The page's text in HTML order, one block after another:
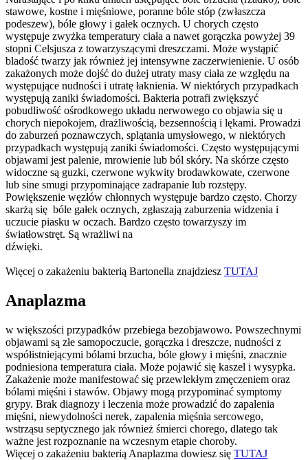
stawowe, kostne i mięśniowe, poranne bóle stóp (zwłaszcza
podeszew), bóle głowy i gałek ocznych. U chorych często
występuje zwyżka temperatury ciała a nawet gorączka powyżej 39
stopni Celsjusza z towarzyszącymi dreszczami. Może wystąpić
bladość twarzy jak również jej intensywne zaczerwienienie. U osób
zakażonych może dojść do dużej utraty masy ciała ze względu na
występujące nudności i utratę łaknienia. W niektórych przypadkach
występują zaniki świadomości. Bakteria potrafi zwiększyć
pobudliwość ośrodkowego układu nerwowego co objawia się u
chorych niepokojem, drażliwością, bezsennością i lękami. Prowadzi
do zaburzeń poznawczych, splątania umysłowego, w niektórych
przypadkach występują zaniki świadomości. Często występującymi
objawami jest palenie, mrowienie lub ból skóry. Na skórze często
widoczne są guzki, czerwone wykwity brodawkowate, czerwone
lub sine smugi przypominające zadrapanie lub rozstępy.
Powiększenie węzłów chłonnych występuje bardzo często. Chorzy
skarżą się bóle gałek ocznych, zgłaszają zaburzenia widzenia i
uczucie piasku w oczach. Bardzo często towarzyszy im
światłowstręt. Są wrażliwi na
dźwięki.
Więcej o zakażeniu bakterią Bartonella znajdziesz TUTAJ
Anaplazma
w większości przypadków przebiega bezobjawowo. Powszechnymi
objawami są złe samopoczucie, gorączka i dreszcze, nudności z
współistniejącymi bólami brzucha, bóle głowy i mięśni, znacznie
podniesiona temperatura ciała. Może pojawić się kaszel i wysypka.
Zakażenie może manifestować się przewlekłym zmęczeniem oraz
bólami mięśni i stawów. Objawy mogą przypominać symptomy
grypy. Brak diagnozy i leczenia może prowadzić do zapalenia
mięśni, niewydolności nerek, zapalenia mięśnia sercowego,
wstrząsu septycznego jak również śmierci chorego, dlatego tak
ważne jest rozpoznanie na wczesnym etapie choroby.
Więcej o zakażeniu bakterią Anaplazma dowiesz się TUTAJ